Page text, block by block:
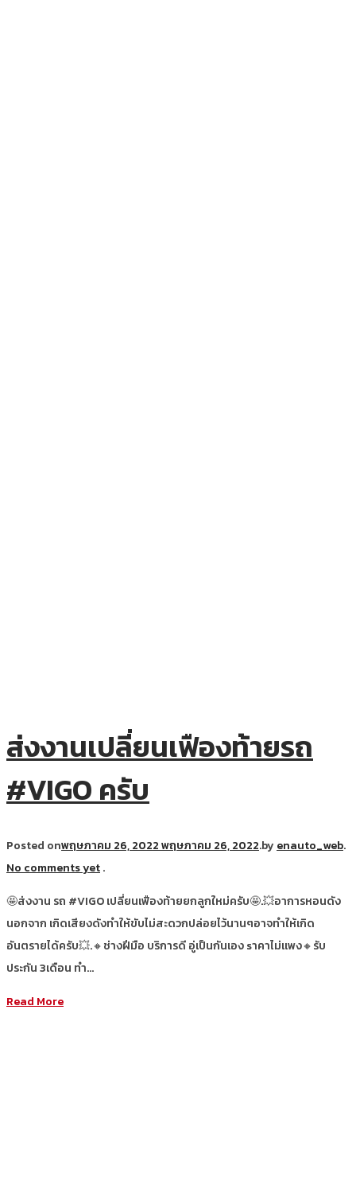
ส่งงานเปลี่ยนเฟืองท้ายรถ
#VIGO ครับ
Posted onพฤษภาคม 26, 2022พฤษภาคม 26, 2022.by enauto_web.
No comments yet.
🤩ส่งงาน รถ #VIGO เปลี่ยนเฟืองท้ายยกลูกใหม่ครับ🤩.💥อาการหอนดัง
นอกจาก เกิดเสียงดังทำให้ขับไม่สะดวกปล่อยไว้นานๆอาจทำให้เกิด
อันตรายได้ครับ💥.🔸ช่างฝีมือ บริการดี อู่เป็นกันเอง sาคาไม่แพง🔸รับ
ประกัน 3เดือน ทำ…
Read More